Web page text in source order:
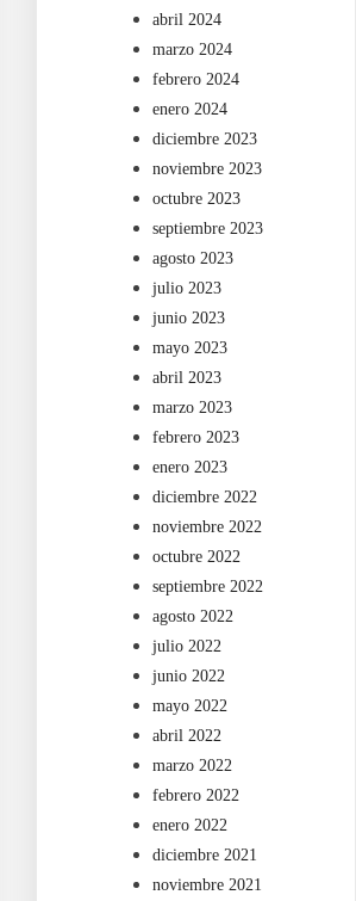
abril 2024
marzo 2024
febrero 2024
enero 2024
diciembre 2023
noviembre 2023
octubre 2023
septiembre 2023
agosto 2023
julio 2023
junio 2023
mayo 2023
abril 2023
marzo 2023
febrero 2023
enero 2023
diciembre 2022
noviembre 2022
octubre 2022
septiembre 2022
agosto 2022
julio 2022
junio 2022
mayo 2022
abril 2022
marzo 2022
febrero 2022
enero 2022
diciembre 2021
noviembre 2021